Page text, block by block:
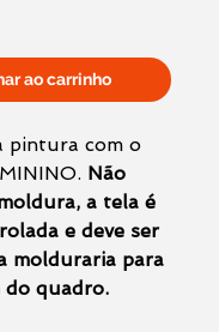
ao carrinho
pintura com o
Não
a tela é
e deve ser
molduraria para
do quadro.